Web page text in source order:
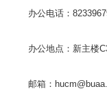
办公电话：
办公地点：新主楼
邮箱：